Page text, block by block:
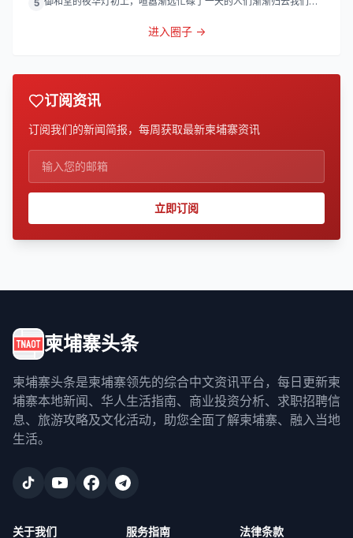
5
进入圈子 →
订阅资讯
订阅我们的新闻简报，每周获取最新柬埔寨资讯
立即订阅
柬埔寨头条
柬埔寨头条是柬埔寨领先的综合中文资讯平台，每日更新柬
埔寨本地新闻、华人生活指南、商业投资分析、求职招聘信
息、旅游攻略及文化活动，助您全面了解柬埔寨、融入当地
生活。
关于我们 服务指南 法律条款